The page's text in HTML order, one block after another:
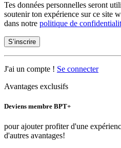
Tes données personnelles seront
soutenir ton expérience sur ce site
dans notre politique de
S’inscrire
J'ai un compte ! Se connecter
Avantages exclusifs
Deviens membre BPT+
pour ajouter profiter d'une
d'autres avantages!